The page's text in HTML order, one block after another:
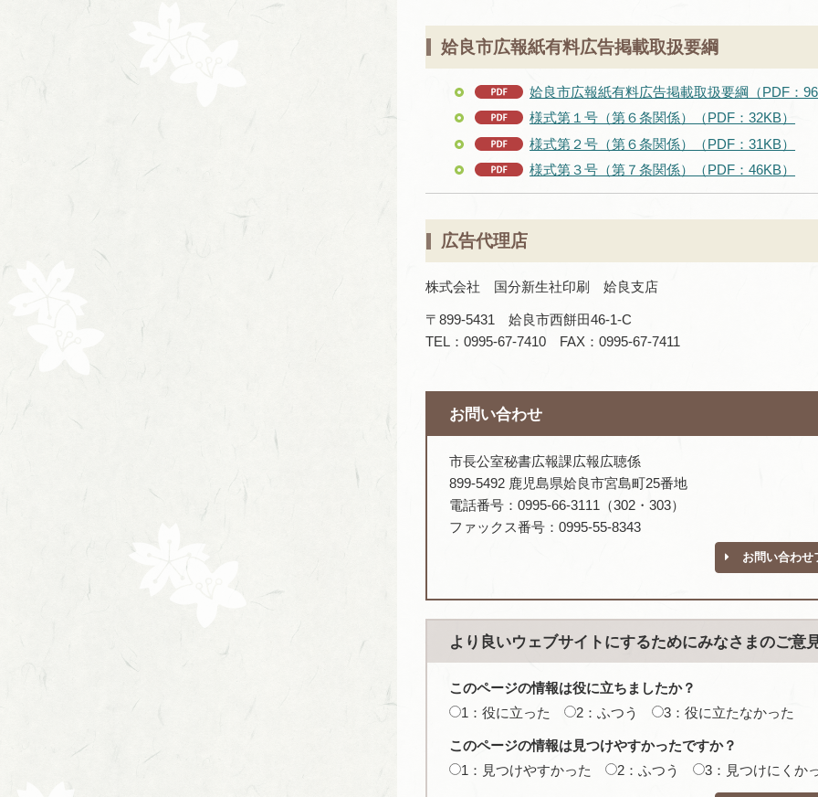
姶良市広報紙有料広告掲載取扱要綱
姶良市広報紙有料広告掲載取扱要綱（PDF：
様式第１号（第６条関係）（PDF：32KB）
様式第２号（第６条関係）（PDF：31KB）
様式第３号（第７条関係）（PDF：46KB）
広告代理店
株式会社 国分新生社印刷 姶良支店
〒899-5431 姶良市西餅田46-1-C
TEL：0995-67-7410 FAX：0995-67-7411
お問い合わせ
市長公室秘書広報課広報広聴係
899-5492 鹿児島県姶良市宮島町25番地
電話番号：0995-66-3111（302・303）
ファックス番号：0995-55-8343
お問い合わせ
より良いウェブサイトにするためにみなさまのご意
このページの情報は役に立ちましたか？
1：役に立った
2：ふつう 3：役に立たなかった
このページの情報は見つけやすかったですか？
1：見つけやすかった
2：ふつう 3：見つけにくか